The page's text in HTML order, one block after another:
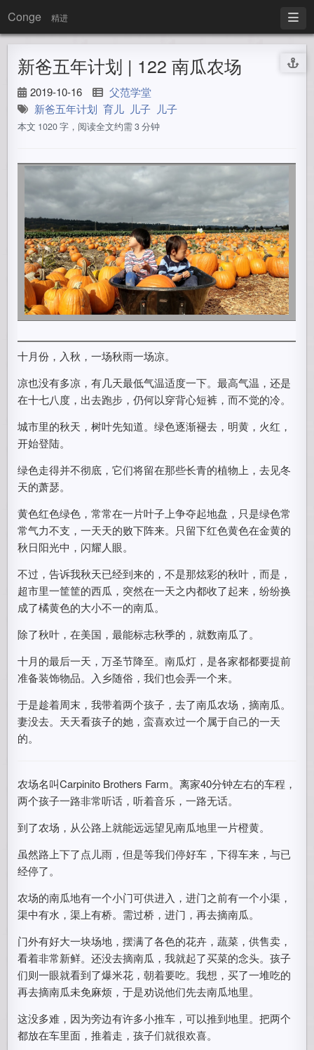
Conge 精进
新爸五年计划 | 122 南瓜农场
2019-10-16
父范学堂
新爸五年计划 育儿 儿子 儿子
本文 1020 字，阅读全文约需 3 分钟
十月份，入秋，一场秋雨一场凉。
凉也没有多凉，有几天最低气温适度一下。最高气温，还是
在十七八度，出去跑步，仍何以穿背心短裤，而不觉的冷。
城市里的秋天，树叶先知道。绿色逐渐褪去，明黄，火红，
开始登陆。
绿色走得并不彻底，它们将留在那些长青的植物上，去见冬
天的萧瑟。
黄色红色绿色，常常在一片叶子上争夺起地盘，只是绿色常
常气力不支，一天天的败下阵来。只留下红色黄色在金黄的
秋日阳光中，闪耀人眼。
不过，告诉我秋天已经到来的，不是那炫彩的秋叶，而是，
超市里一筐筐的西瓜，突然在一天之内都收了起来，纷纷换
成了橘黄色的大小不一的南瓜。
除了秋叶，在美国，最能标志秋季的，就数南瓜了。
十月的最后一天，万圣节降至。南瓜灯，是各家都都要提前
准备装饰物品。入乡随俗，我们也会弄一个来。
于是趁着周末，我带着两个孩子，去了南瓜农场，摘南瓜。
妻没去。天天看孩子的她，蛮喜欢过一个属于自己的一天
的。
农场名叫Carpinito Brothers Farm。离家40分钟左右的车程，
两个孩子一路非常听话，听着音乐，一路无话。
到了农场，从公路上就能远远望见南瓜地里一片橙黄。
虽然路上下了点儿雨，但是等我们停好车，下得车来，与已
经停了。
农场的南瓜地有一个小门可供进入，进门之前有一个小渠，
渠中有水，渠上有桥。需过桥，进门，再去摘南瓜。
门外有好大一块场地，摆满了各色的花卉，蔬菜，供售卖，
看着非常新鲜。还没去摘南瓜，我就起了买菜的念头。孩子
们则一眼就看到了爆米花，朝着要吃。我想，买了一堆吃的
再去摘南瓜未免麻烦，于是劝说他们先去南瓜地里。
这没多难，因为旁边有许多小推车，可以推到地里。把两个
都放在车里面，推着走，孩子们就很欢喜。